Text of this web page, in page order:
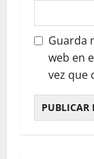
Guarda
web en
vez que